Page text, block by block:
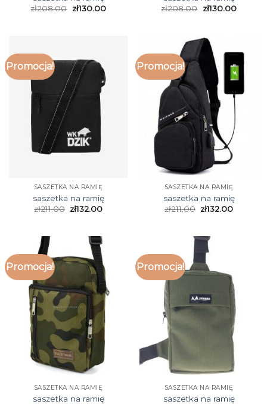
zł208.00 zł130.00
zł208.00 zł130.00
Promocja!
SASZETKA NA RAMIĘ
saszetka na ramię
zł211.00 zł132.00
Promocja!
SASZETKA NA RAMIĘ
saszetka na ramię
zł211.00 zł132.00
Promocja!
SASZETKA NA RAMIĘ
saszetka na ramię
Promocja!
SASZETKA NA RAMIĘ
saszetka na ramię